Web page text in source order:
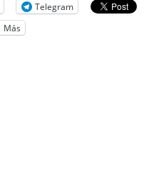
Telegram
Más